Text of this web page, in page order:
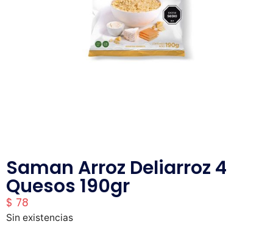
Saman Arroz Deliarroz 4
Quesos 190gr
$ 78
Sin existencias